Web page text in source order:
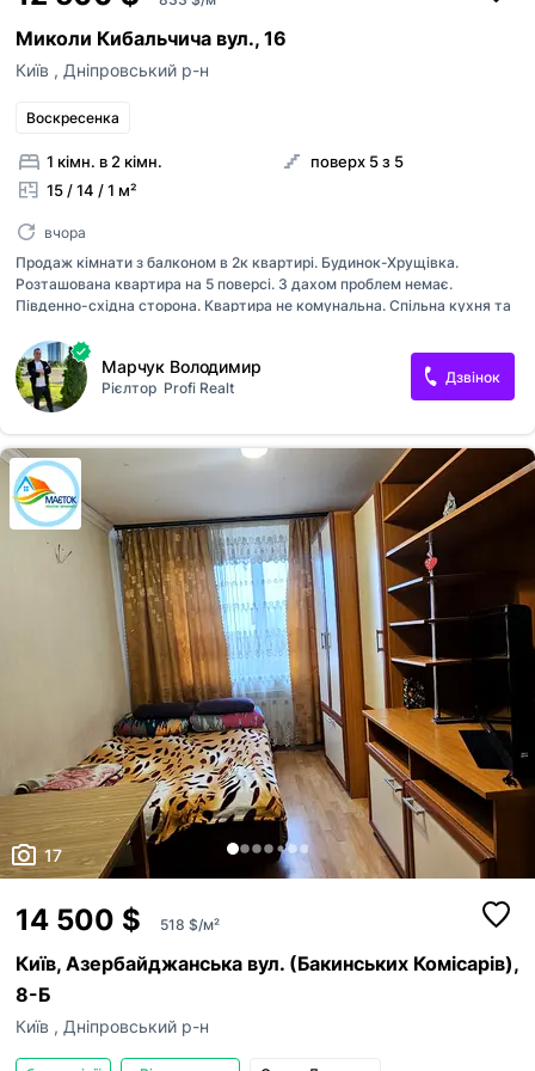
Миколи Кибальчича вул., 16
Київ , Дніпровський р-н
Воскресенка
1 кімн. в 2 кімн.
15 / 14 / 1 м²
поверх 5 з 5
вчора
Продаж кімнати з балконом в 2к квартирі. Будинок-Хрущівка.
Розташована квартира на 5 поверсі. З дахом проблем немає.
Південно-східна сторона. Квартира не комунальна. Спільна кухня та
електроенергію. Стан житловий, але потребує ремонту. Всі фото
реальні. Хороша локація. До метро 15 хв громадським транспортом.
Перегляди за домовленісттю. ID: 93606
Марчук Володимир
Рієлтор Profi Realt
Дзвінок
17
14 500 $ 518 $/м²
Київ, Азербайджанська вул. (Бакинських Комісарів),
8-Б
Київ , Дніпровський р-н